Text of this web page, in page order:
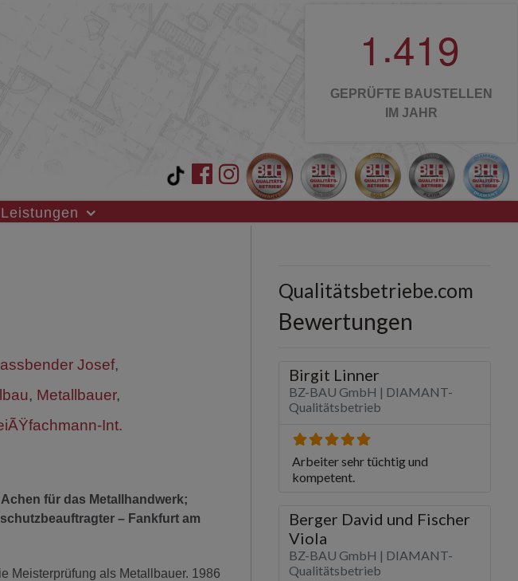
1 .419
GEPRÜFTE BAUSTELLEN
IM JAHR
Leistungen
Josef,
, Metallbauer,
Int.
für das Metallhandwerk;
– Fankfurt am
Meisterprüfung als Metallbauer. 1986